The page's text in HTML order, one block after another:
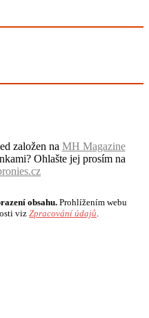
založen na MH Magazine
Ohlašte jej prosím na
obsahu. Prohlížením webu
viz Zpracování údajů.